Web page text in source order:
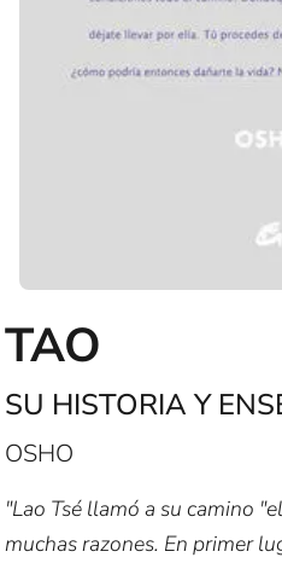
TAO
SU HISTORIA Y
OSHO
"Lao Tsé llamó a su camino
muchas razones. En primer